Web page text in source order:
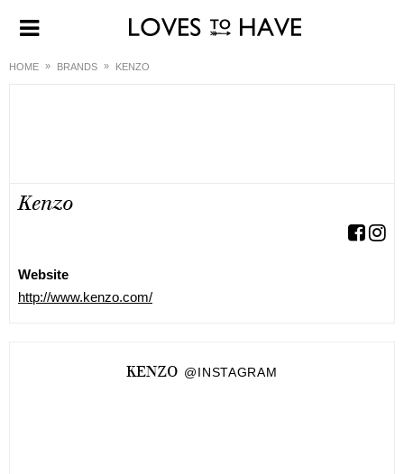
HOME BRANDS KENZO
Kenzo
Website
http://www.kenzo.com/
KENZO @INSTAGRAM